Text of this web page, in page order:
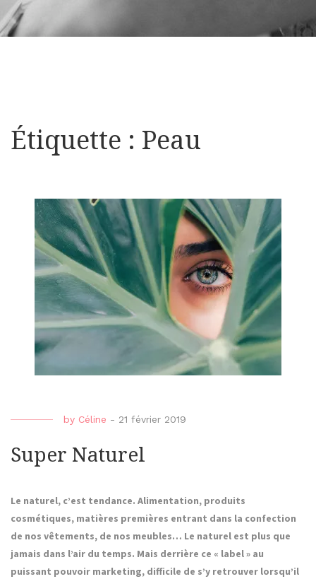
Étiquette : Peau
by Céline - 21 février 2019
Super Naturel
Le naturel, c’est tendance. Alimentation, produits
cosmétiques, matières premières entrant dans la confection
de nos vêtements, de nos meubles… Le naturel est plus que
jamais dans l’air du temps. Mais derrière ce « label » au
puissant pouvoir marketing, difficile de s’y retrouver lorsqu’il